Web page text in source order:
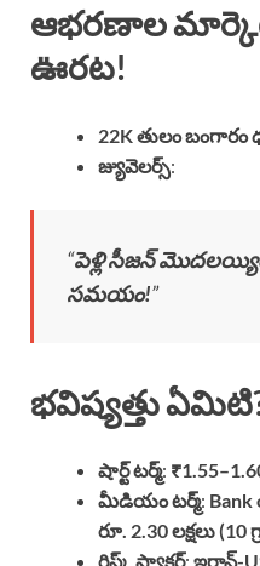
ఆభరణాల
ఊరట!
22K తులం బంగారం
జ్యువెలర్స్:
“పెళ్లి సీజన్
సమయం!”
భవిష్యత్తు
షార్ట్ టర్మ్:
మీడియం టర్మ్: Bank
రూ. 2.30 లక్షలు (10
రిస్క్ ఫ్యాక్టర్: ఇరాన్-